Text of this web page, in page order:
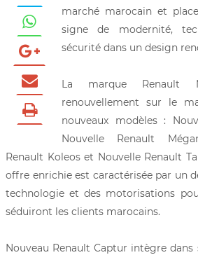
marché marocain et
signe de modernité,
sécurité dans un design
La marque Renault
renouvellement sur le
nouveaux modèles :
Nouvelle Renault
Renault Koleos et Nouvelle Renault
offre enrichie est caractérisée par un
technologie et des motorisations
séduiront les clients marocains.
Nouveau Renault Captur intègre